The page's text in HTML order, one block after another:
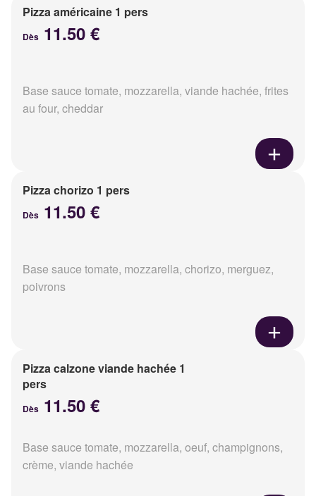
Pizza américaine 1 pers
Dès 11.50 €
Base sauce tomate, mozzarella, viande hachée, frites
au four, cheddar
Pizza chorizo 1 pers
Dès 11.50 €
Base sauce tomate, mozzarella, chorizo, merguez,
poivrons
Pizza calzone viande hachée 1
pers
Dès 11.50 €
Base sauce tomate, mozzarella, oeuf, champignons,
crème, viande hachée